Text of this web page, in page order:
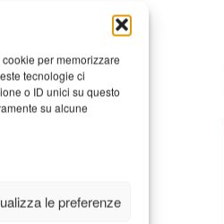
per memorizzare
tecnologie ci
o ID unici su questo
su alcune
le preferenze